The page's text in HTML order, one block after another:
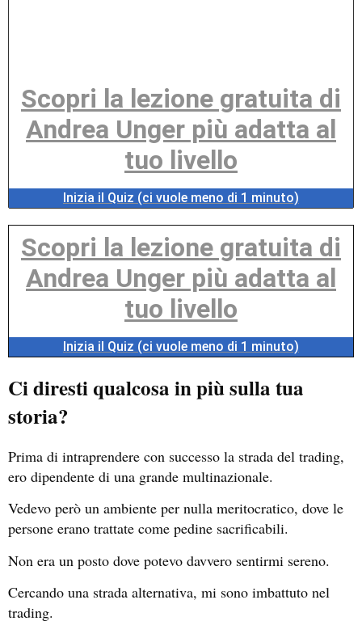
Scopri la lezione gratuita di
Andrea Unger più adatta al
tuo livello
Inizia il Quiz (ci vuole meno di 1 minuto)
Scopri la lezione gratuita di
Andrea Unger più adatta al
tuo livello
Inizia il Quiz (ci vuole meno di 1 minuto)
Ci diresti qualcosa in più sulla tua
storia?
Prima di intraprendere con successo la strada del trading,
ero dipendente di una grande multinazionale.
Vedevo però un ambiente per nulla meritocratico, dove le
persone erano trattate come pedine sacrificabili.
Non era un posto dove potevo davvero sentirmi sereno.
Cercando una strada alternativa, mi sono imbattuto nel
trading.